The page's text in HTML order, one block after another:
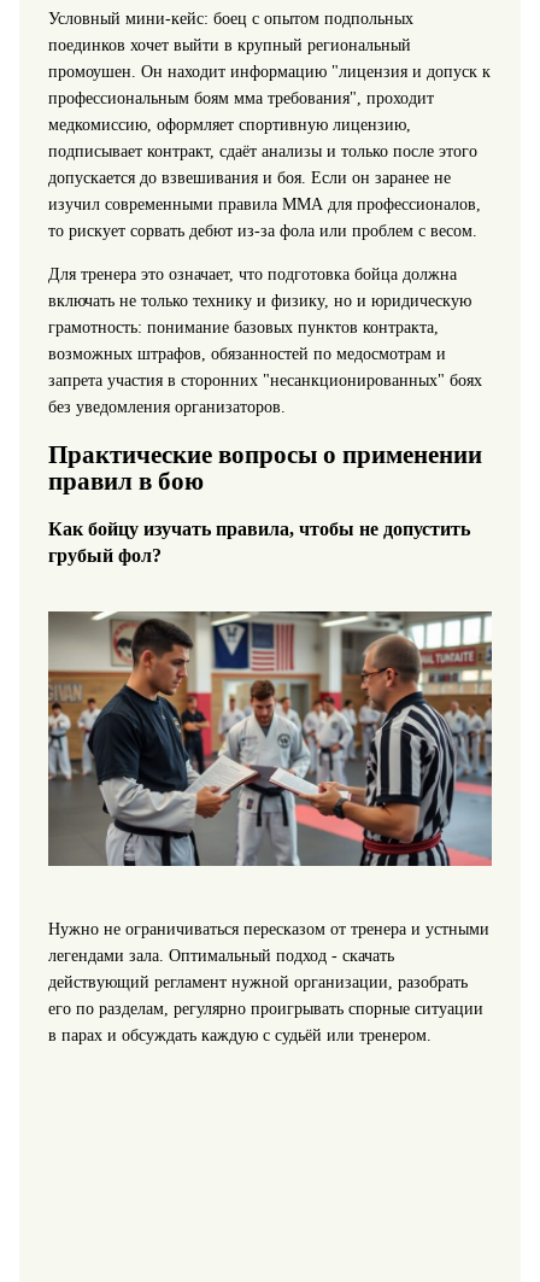
Условный мини‑кейс: боец с опытом подпольных
поединков хочет выйти в крупный региональный
промоушен. Он находит информацию "лицензия и допуск к
профессиональным боям мма требования", проходит
медкомиссию, оформляет спортивную лицензию,
подписывает контракт, сдаёт анализы и только после этого
допускается до взвешивания и боя. Если он заранее не
изучил современными правила ММА для профессионалов,
то рискует сорвать дебют из‑за фола или проблем с весом.
Для тренера это означает, что подготовка бойца должна
включать не только технику и физику, но и юридическую
грамотность: понимание базовых пунктов контракта,
возможных штрафов, обязанностей по медосмотрам и
запрета участия в сторонних "несанкционированных" боях
без уведомления организаторов.
Практические вопросы о применении
правил в бою
Как бойцу изучать правила, чтобы не допустить
грубый фол?
Нужно не ограничиваться пересказом от тренера и устными
легендами зала. Оптимальный подход - скачать
действующий регламент нужной организации, разобрать
его по разделам, регулярно проигрывать спорные ситуации
в парах и обсуждать каждую с судьёй или тренером.